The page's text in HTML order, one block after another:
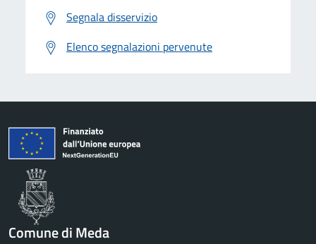
Segnala disservizio
Elenco segnalazioni pervenute
Comune di Meda